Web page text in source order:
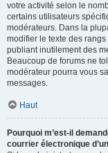
votre activité selon le
certains utilisateurs
modérateurs. Dans la
modifier le texte des
publiant inutilement des
Beaucoup de forums ne
modérateur pourra vous
messages.
Haut
Pourquoi m’est-il
courrier électronique